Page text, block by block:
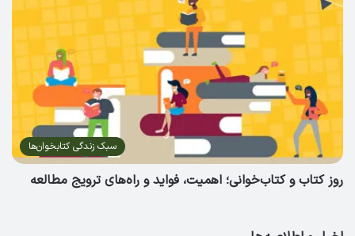
سبک زندگی کتابخوان‌ها
روز کتاب و کتاب‌خوانی؛ اهمیت، فواید و راه‌های ترویج مطالعه